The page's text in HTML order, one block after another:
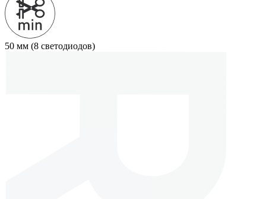
50 мм (8 светодиодов)